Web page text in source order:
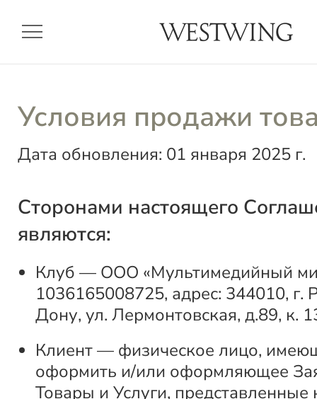
menu
Условия продажи
Дата обновления: 01 января 2025 г.
Сторонами настоящего
являются:
Клуб — ООО «Мультимедийный
1036165008725, адрес: 344010, г.
Дону, ул. Лермонтовская, д.89, к.
Клиент — физическое лицо,
оформить и/или оформляющее
Товары и Услуги, представленные